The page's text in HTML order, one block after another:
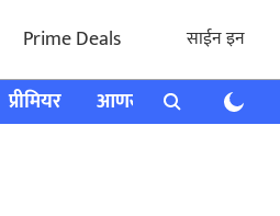
Prime Deals साईन इन
प्रीमियर आणखी राशी भविष्य